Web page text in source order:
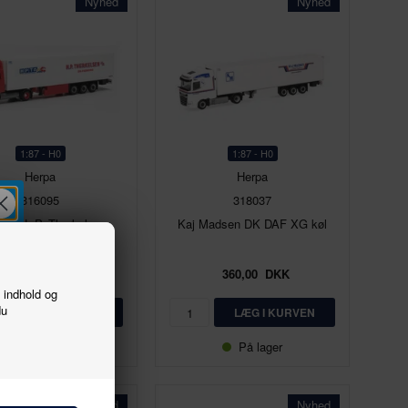
og
1:87 - H0
Herpa
316095
S H. P. Therkelsen
1:87 - H0
Herpa
318037
Kaj Madsen DK DAF XG køl
360,00 DKK
På lager